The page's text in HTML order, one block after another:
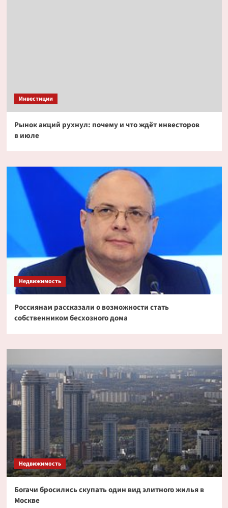
Инвестиции
Рынок акций рухнул: почему и что ждёт инвесторов
в июле
Недвижимость
Россиянам рассказали о возможности стать
собственником бесхозного дома
Недвижимость
Богачи бросились скупать один вид элитного жилья в
Москве